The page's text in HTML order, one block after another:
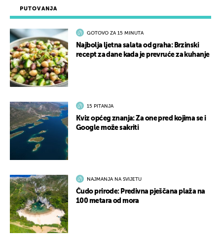
PUTOVANJA
GOTOVO ZA 15 MINUTA
Najbolja ljetna salata od graha: Brzinski
recept za dane kada je prevruće za kuhanje
15 PITANJA
Kviz općeg znanja: Za one pred kojima se i
Google može sakriti
NAJMANJA NA SVIJETU
Čudo prirode: Predivna pješčana plaža na
100 metara od mora